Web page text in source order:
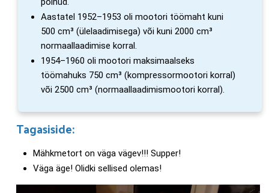
Aastatel 1952–1953 oli mootori töömaht kuni
500 cm³ (ülelaadimisega) või kuni 2000 cm³
normaallaadimise korral.
1954–1960 oli mootori maksimaalseks
töömahuks 750 cm³ (kompressormootori korral)
või 2500 cm³ (normaallaadimismootori korral).
Tagasiside:
Mähkmetort on väga vägev!!! Supper!
Väga äge! Olidki sellised olemas!